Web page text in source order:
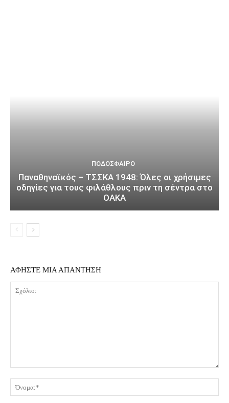
ΠΟΔΌΣΦΑΙΡΟ
Παναθηναϊκός – ΤΣΣΚΑ 1948: Όλες οι χρήσιμες
οδηγίες για τους φιλάθλους πριν τη σέντρα στο
ΟΑΚΑ
ΑΦΗΣΤΕ ΜΙΑ ΑΠΑΝΤΗΣΗ